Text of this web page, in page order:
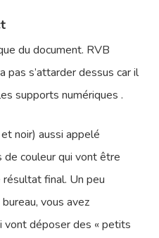
du document. RVB
pas s’attarder dessus car il
supports numériques .
noir) aussi appelé
de couleur qui vont être
final. Un peu
vous avez
vont déposer des « petits